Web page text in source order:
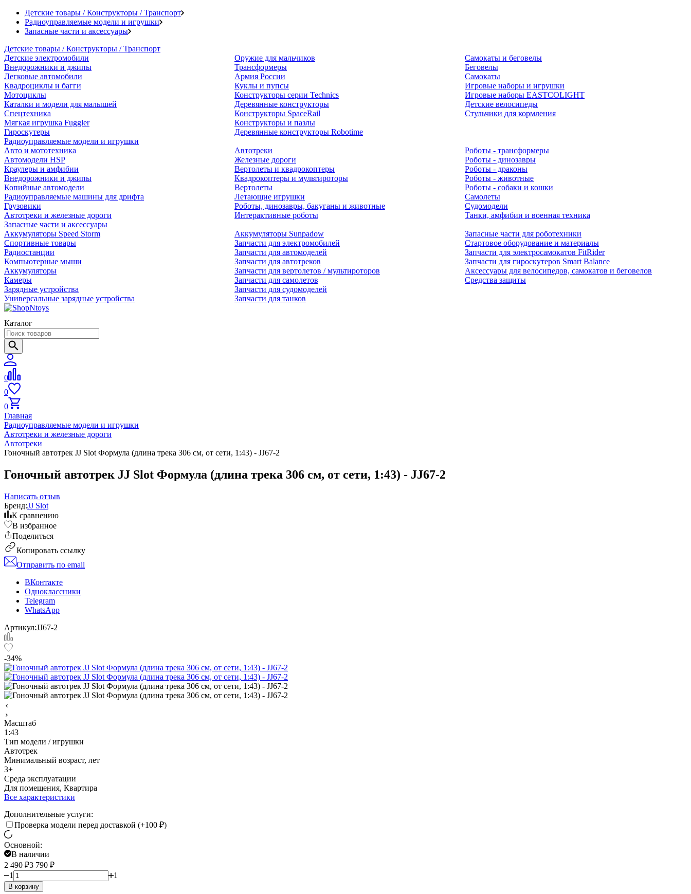
Детские товары / Конструкторы / Транспорт
Радиоуправляемые модели и игрушки
Запасные части и аксессуары
Детские товары / Конструкторы / Транспорт
Детские электромобили
Внедорожники и джипы
Легковые автомобили
Квадроциклы и багги
Мотоциклы
Каталки и модели для малышей
Спецтехника
Мягкая игрушка Fuggler
Гироскутеры
Оружие для мальчиков
Трансформеры
Армия России
Куклы и пупсы
Конструкторы серии Technics
Деревянные конструкторы
Конструкторы SpaceRail
Конструкторы и пазлы
Деревянные конструкторы Robotime
Самокаты и беговелы
Беговелы
Самокаты
Игровые наборы и игрушки
Игровые наборы EASTCOLIGHT
Детские велосипеды
Стульчики для кормления
Радиоуправляемые модели и игрушки
Авто и мототехника
Автомодели HSP
Краулеры и амфибии
Внедорожники и джипы
Копийные автомодели
Радиоуправляемые машины для дрифта
Грузовики
Автотреки и железные дороги
Автотреки
Железные дороги
Вертолеты и квадрокоптеры
Квадрокоптеры и мультироторы
Вертолеты
Летающие игрушки
Роботы, динозавры, бакуганы и животные
Интерактивные роботы
Роботы - трансформеры
Роботы - динозавры
Роботы - драконы
Роботы - животные
Роботы - собаки и кошки
Самолеты
Судомодели
Танки, амфибии и военная техника
Запасные части и аксессуары
Аккумуляторы Speed Storm
Спортивные товары
Радиостанции
Компьютерные мыши
Аккумуляторы
Камеры
Зарядные устройства
Универсальные зарядные устройства
Аккумуляторы Sunpadow
Запчасти для электромобилей
Запчасти для автомоделей
Запчасти для автотреков
Запчасти для вертолетов / мультироторов
Запчасти для самолетов
Запчасти для судомоделей
Запчасти для танков
Запасные части для роботехники
Стартовое оборудование и материалы
Запчасти для электросамокатов FitRider
Запчасти для гироскутеров Smart Balance
Аксессуары для велосипедов, самокатов и беговелов
Средства защиты
Каталог
0
0
0
Главная
Радиоуправляемые модели и игрушки
Автотреки и железные дороги
Автотреки
Гоночный автотрек JJ Slot Формула (длина трека 306 см, от сети, 1:43) - JJ67-2
Гоночный автотрек JJ Slot Формула (длина трека 306 см, от сети, 1:43) - JJ67-2
Написать отзыв
Бренд:JJ Slot
К сравнению
В избранное
Поделиться
Копировать ссылку
Отправить по email
ВКонтакте
Одноклассники
Telegram
WhatsApp
Артикул:JJ67-2
-34%
Масштаб
1:43
Тип модели / игрушки
Автотрек
Минимальный возраст, лет
3+
Среда эксплуатации
Для помещения, Квартира
Все характеристики
Дополнительные услуги:
Проверка модели перед доставкой (+100 ₽)
Основной:
В наличии
2 490 ₽3 790 ₽
1
1
В корзину